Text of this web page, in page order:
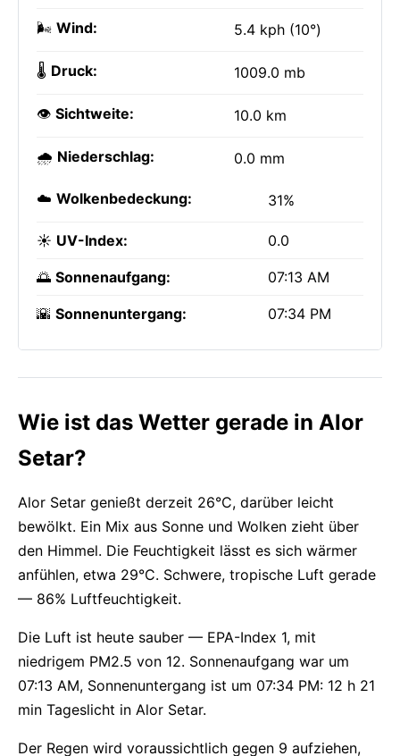
🌬️ Wind: 5.4 kph (10°)
🌡️ Druck: 1009.0 mb
👁️ Sichtweite: 10.0 km
🌧️ Niederschlag: 0.0 mm
☁️ Wolkenbedeckung: 31%
☀️ UV-Index: 0.0
🌅 Sonnenaufgang: 07:13 AM
🌇 Sonnenuntergang: 07:34 PM
Wie ist das Wetter gerade in Alor
Setar?
Alor Setar genießt derzeit 26°C, darüber leicht
bewölkt. Ein Mix aus Sonne und Wolken zieht über
den Himmel. Die Feuchtigkeit lässt es sich wärmer
anfühlen, etwa 29°C. Schwere, tropische Luft gerade
— 86% Luftfeuchtigkeit.
Die Luft ist heute sauber — EPA-Index 1, mit
niedrigem PM2.5 von 12. Sonnenaufgang war um
07:13 AM, Sonnenuntergang ist um 07:34 PM: 12 h 21
min Tageslicht in Alor Setar.
Der Regen wird voraussichtlich gegen 9 aufziehen,